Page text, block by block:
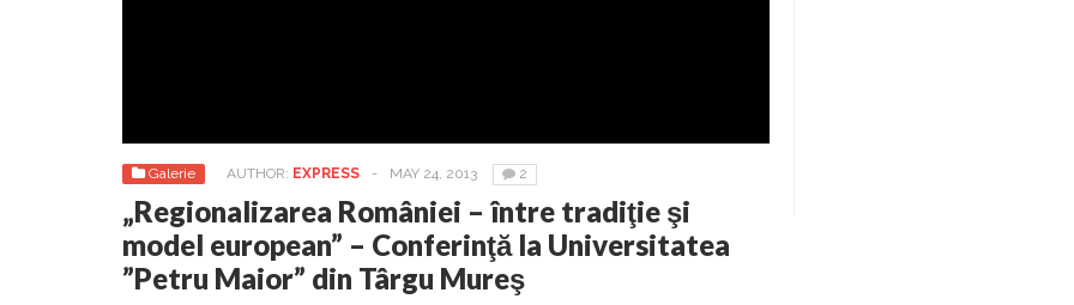
Galerie AUTHOR: EXPRESS - MAY 24, 2013 2
„Regionalizarea României – între tradiţie şi
model european” – Conferinţă la Universitatea
”Petru Maior” din Târgu Mureş